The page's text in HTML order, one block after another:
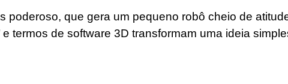
poderoso, que gera um pequeno robô cheio de
termos de software 3D transformam uma ideia